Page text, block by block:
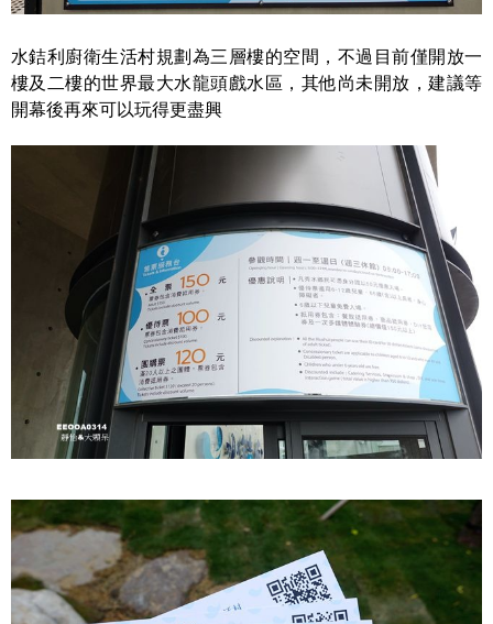
水銡利廚衛生活村規劃為三層樓的空間，不過目前僅開放一
樓及二樓的世界最大水龍頭戲水區，其他尚未開放，建議等
開幕後再來可以玩得更盡興